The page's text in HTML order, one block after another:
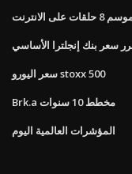
الانترنت
سعر بنك إنجلترا الأساسي
سعر اليورو stoxx 500
Brk.a مخطط 10 سنوات
المؤشرات العالمية اليوم